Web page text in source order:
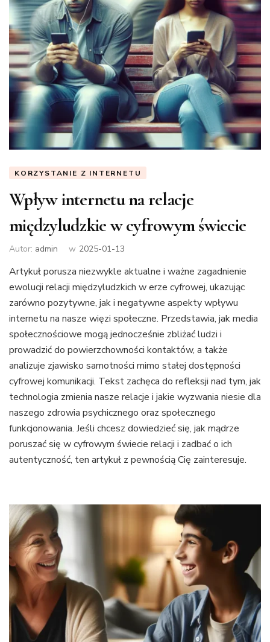
KORZYSTANIE Z INTERNETU
Wpływ internetu na relacje
międzyludzkie w cyfrowym świecie
Autor: admin w 2025-01-13
Artykuł porusza niezwykle aktualne i ważne zagadnienie
ewolucji relacji międzyludzkich w erze cyfrowej, ukazując
zarówno pozytywne, jak i negatywne aspekty wpływu
internetu na nasze więzi społeczne. Przedstawia, jak media
społecznościowe mogą jednocześnie zbliżać ludzi i
prowadzić do powierzchowności kontaktów, a także
analizuje zjawisko samotności mimo stałej dostępności
cyfrowej komunikacji. Tekst zachęca do refleksji nad tym, jak
technologia zmienia nasze relacje i jakie wyzwania niesie dla
naszego zdrowia psychicznego oraz społecznego
funkcjonowania. Jeśli chcesz dowiedzieć się, jak mądrze
poruszać się w cyfrowym świecie relacji i zadbać o ich
autentyczność, ten artykuł z pewnością Cię zainteresuje.